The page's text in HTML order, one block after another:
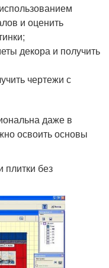
и оценить
декора и получить
чертежи с
даже в
освоить основы
плитки без